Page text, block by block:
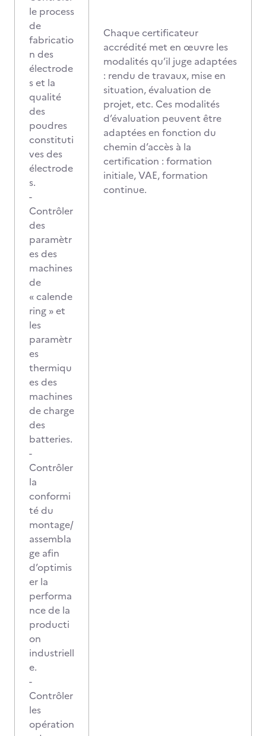
le process
de
fabricatio
n des
électrode
s et la
qualité
des
poudres
constituti
ves des
électrode
s.
-
Contrôler
des
paramètr
es des
machines
de
« calende
ring » et
les
paramètr
es
thermiqu
es des
machines
de charge
des
batteries.
-
Contrôler
la
conformi
té du
montage/
assembla
ge afin
d’optimis
er la
performa
nce de la
producti
on
industriell
e.
-
Contrôler
les
opération
Chaque certificateur
accrédité met en œuvre les
modalités qu’il juge adaptées
: rendu de travaux, mise en
situation, évaluation de
projet, etc. Ces modalités
d’évaluation peuvent être
adaptées en fonction du
chemin d’accès à la
certification : formation
initiale, VAE, formation
continue.